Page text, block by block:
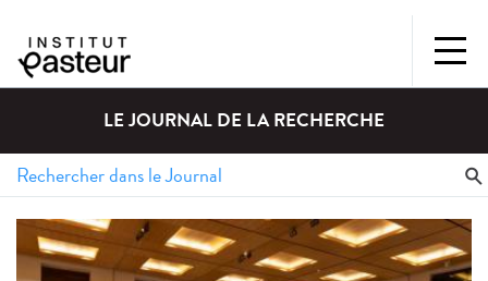
LE JOURNAL DE LA RECHERCHE